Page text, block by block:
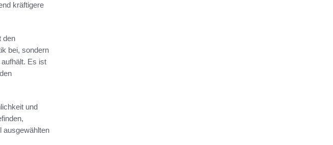
kräftigere
den
bei, sondern
Es ist
und
ausgewählten